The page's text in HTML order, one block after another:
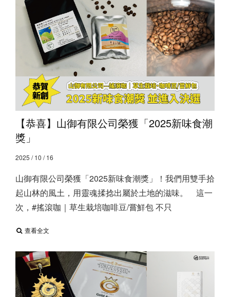
【恭喜】山御有限公司榮獲「2025新味食潮
獎」
2025 / 10 / 16
山御有限公司榮獲「2025新味食潮獎」！ ​ 我們用雙手拾
起山林的風土，用靈魂揉捻出屬於土地的滋味。⠀ 這一
次，#搖滾咖｜草生栽培咖啡豆/嘗鮮包 不只
查看全文